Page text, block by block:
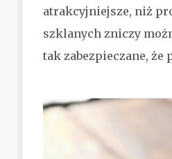
atrakcyjniejsze, niż
szklanych zniczy
tak zabezpieczane, że